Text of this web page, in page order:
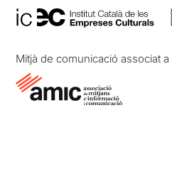
Mitjà de comunicació associat a